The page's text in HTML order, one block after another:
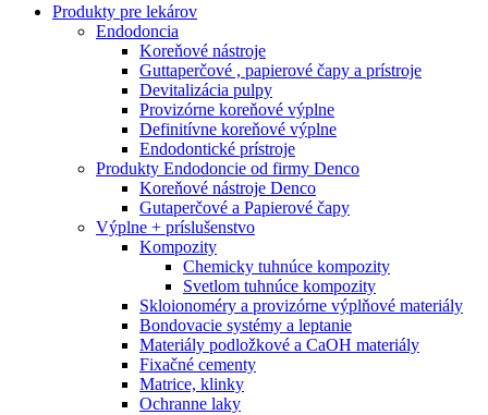
Produkty pre lekárov
Endodoncia
Koreňové nástroje
Guttaperčové , papierové čapy a prístroje
Devitalizácia pulpy
Provizórne koreňové výplne
Definitívne koreňové výplne
Endodontické prístroje
Produkty Endodoncie od firmy Denco
Koreňové nástroje Denco
Gutaperčové a Papierové čapy
Výplne + príslušenstvo
Kompozity
Chemicky tuhnúce kompozity
Svetlom tuhnúce kompozity
Skloionoméry a provizórne výplňové materiály
Bondovacie systémy a leptanie
Materiály podložkové a CaOH materiály
Fixačné cementy
Matrice, klinky
Ochranne laky